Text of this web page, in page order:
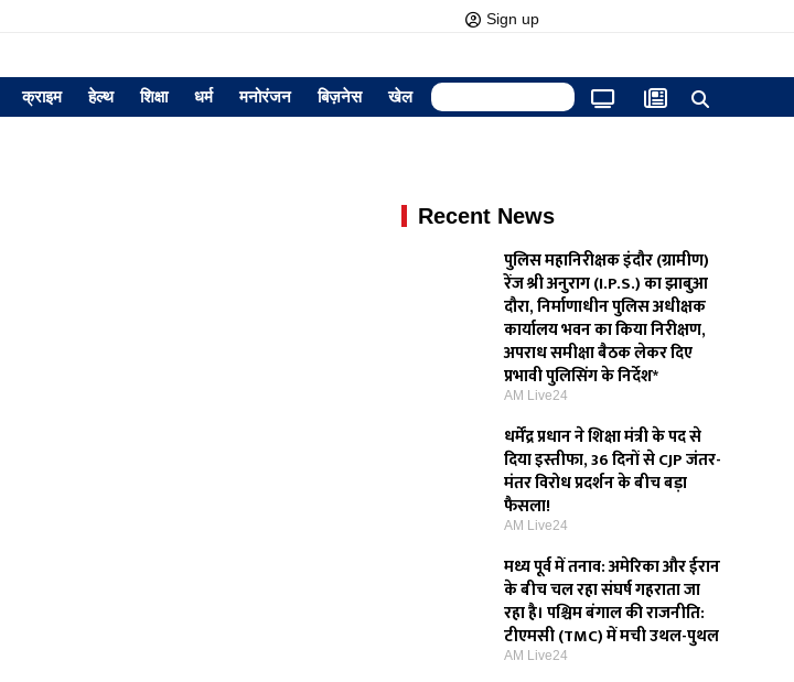
Sign up
क्राइम हेल्थ शिक्षा धर्म मनोरंजन बिज़नेस खेल
Recent News
पुलिस महानिरीक्षक इंदौर (ग्रामीण)
रेंज श्री अनुराग (I.P.S.) का झाबुआ
दौरा, निर्माणाधीन पुलिस अधीक्षक
कार्यालय भवन का किया निरीक्षण,
अपराध समीक्षा बैठक लेकर दिए
प्रभावी पुलिसिंग के निर्देश*
AM Live24
धर्मेंद्र प्रधान ने शिक्षा मंत्री के पद से
दिया इस्तीफा, 36 दिनों से CJP जंतर-
मंतर विरोध प्रदर्शन के बीच बड़ा
फैसला!
AM Live24
मध्य पूर्व में तनाव: अमेरिका और ईरान
के बीच चल रहा संघर्ष गहराता जा
रहा है। पश्चिम बंगाल की राजनीति:
टीएमसी (TMC) में मची उथल-पुथल
AM Live24